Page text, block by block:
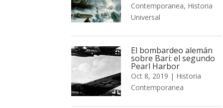
Contemporanea, Historia
Universal
El bombardeo alemán
sobre Bari: el segundo
Pearl Harbor
Oct 8, 2019 | Historia
Contemporanea